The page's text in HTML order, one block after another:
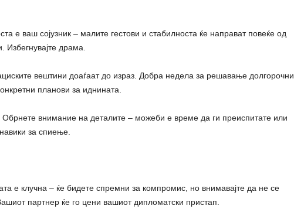
е ваш сојузник – малите гестови и стабилноста ќе направат повеќе од
Избегнувајте драма.
вештини доаѓаат до израз. Добра недела за решавање долгорочни
планови за иднината.
внимание на деталите – можеби е време да ги преиспитате или
за спиење.
е клучна – ќе бидете спремни за компромис, но внимавајте да не се
партнер ќе го цени вашиот дипломатски пристап.